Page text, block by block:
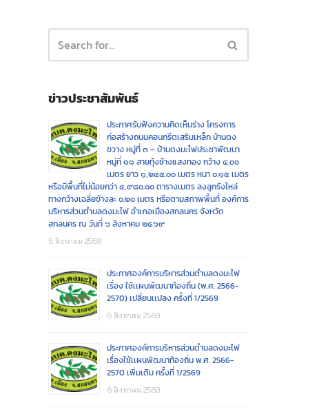
ข่าวประชาสัมพันธ์
ประกาศรับฟังความคิดเห็นร่าง โครงการ
ก่อสร้างถนนคอนกรีตเสริมเหล็ก บ้านดง
ขวาง หมู่ที่ ๓ – บ้านดงมะไฟประชาพัฒนา
หมู่ที่ ๑๑ สายทุ้งช้างแสงทอง กว้าง ๔.๐๐
เมตร ยาว ๑,๒๔๕.๐๐ เมตร หนา ๐.๑๕ เมตร
หรือมีพื้นที่ไม่น้อยกว่า ๔,๙๘๐.๐๐ ตารางเมตร ลงลูกรังไหล่
ทางกว้างเฉลี่ยข้างละ ๐.๒๐ เมตร หรือตามสภาพพื้นที่ องค์การ
บริหารส่วนตำบลดงมะไฟ อำเภอเมืองสกลนคร จังหวัด
สกลนคร ณ วันที่ ๖ สิงหาคม ๒๕๖๙
6 สิงหาคม 2569
ประกาศองค์การบริหารส่วนตำบลดงมะไฟ
เรื่อง ใช้เเผนพัฒนาท้องถิ่น (พ.ศ. 2566-
2570) เปลี่ยนเเปลง ครั้งที่ 1/2569
6 สิงหาคม 2569
ประกาศองค์การบริหารส่วนตำบลดงมะไฟ
เรื่องใช้เเผนพัฒนาท้องถิ่น พ.ศ. 2566-
2570 เพิ่มเติม ครั้งที่ 1/2569
6 สิงหาคม 2569